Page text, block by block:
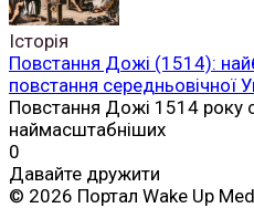
Історія
Повстання Дожі (1514):
повстання середньовічної
Повстання Дожі 1514 року
наймасштабніших
0
Давайте дружити
© 2026 Портал Wake Up